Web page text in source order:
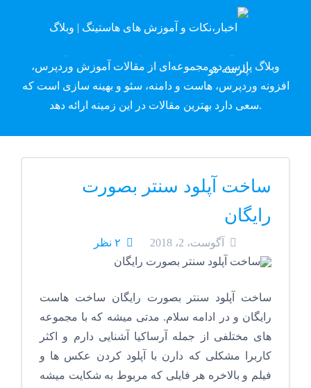
وبلاگ پارسه دِو
وبلاگ پارسه دو مجموعه‌ای از مقالات آموزش وردپرس،
افزونه وردپرس، هاست و دامنه، سئو و بهینه سازی است که
سعی دارد بهترین مقالات در این زمینه ارائه دهد.
ساخت آپلود سنتر بصورت
رایگان
آگوست، 2، 2018 ۲ نظر
ساخت آپلود سنتر بصورت رایگان ساخت هاست
رایگان و در ادامه سلام. مدتی میشه که با مجموعه
های مختلفی از جمله آرساکیا آشنایی دارم و اکثر
کاربرا مشکلی که دارن با آپلود کردن عکس ها و
فیلم و بالاخره هر فایلی که مربوط به شکایت میشه